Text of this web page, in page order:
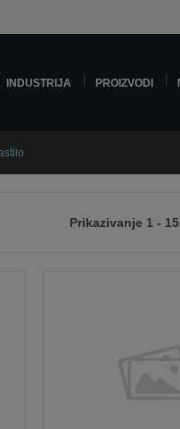
INDUSTRIJA PROIZVODI
Prikazivanje 1 -